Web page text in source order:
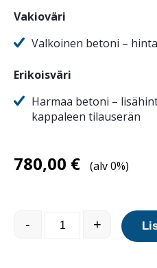
Vakioväri
Valkoinen betoni –
Erikoisväri
Harmaa betoni –
kappaleen tilauserän
780,00 € (alv 0%)
Jana Art Modulo betoni-
- +